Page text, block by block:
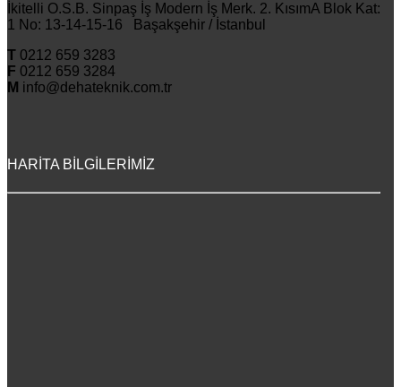
İkitelli O.S.B. Sinpaş İş Modern İş Merk. 2. KısımA Blok Kat:
1 No: 13-14-15-16 Başakşehir / İstanbul
T 0212 659 3283
F 0212 659 3284
M info@dehateknik.com.tr
HARİTA BİLGİLERİMİZ